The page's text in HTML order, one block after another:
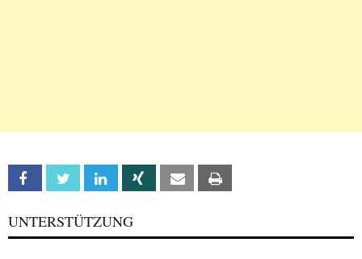
Facebook Twitter Linkedin Xing Email
UNTERSTÜTZUNG